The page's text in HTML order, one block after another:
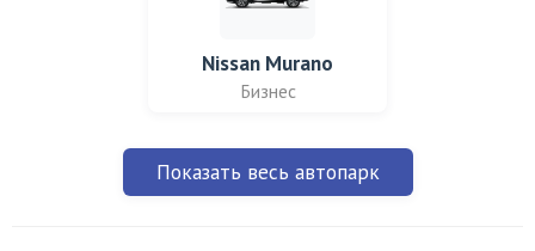
Nissan Murano
Бизнес
Показать весь автопарк